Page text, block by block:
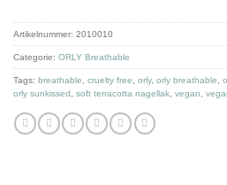
Artikelnummer: 2010010
Categorie: ORLY Breathable
Tags: breathable cruelty free orly, orly breathable
orly sunkissed
soft terracotta nagellak vegan